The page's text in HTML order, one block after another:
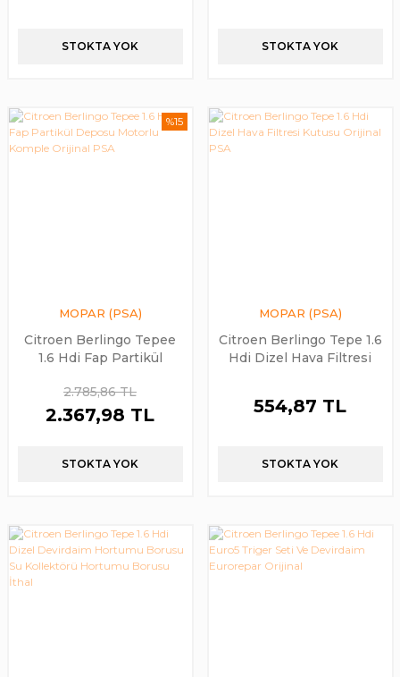
STOKTA YOK STOKTA YOK
%15
MOPAR (PSA)
Citroen Berlingo Tepee
1.6 Hdi Fap Partikül
Orijinal PSA
2.785,86 TL
2.367,98 TL
STOKTA YOK
MOPAR (PSA)
Citroen Berlingo Tepe 1.6
Hdi Dizel Hava Filtresi
554,87 TL
STOKTA YOK